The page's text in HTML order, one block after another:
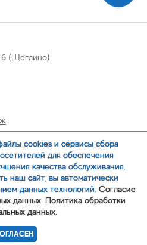
6 (Щеглино)
персональных данных
cookies и сервисы сбора
для обеспечения
качества обслуживания.
наш сайт, вы автоматически
данных технологий. Согласие
данных. Политика обработки
данных.